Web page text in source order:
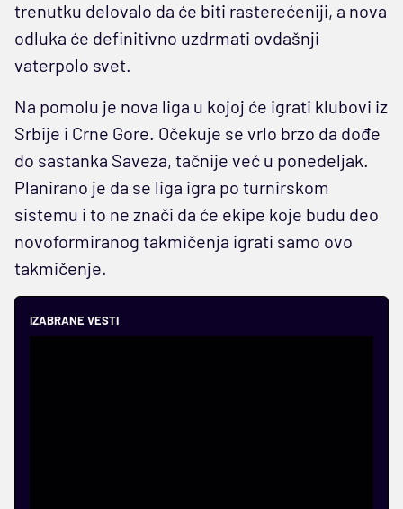
trenutku delovalo da će biti rasterećeniji, a nova
odluka će definitivno uzdrmati ovdašnji
vaterpolo svet.
Na pomolu je nova liga u kojoj će igrati klubovi iz
Srbije i Crne Gore. Očekuje se vrlo brzo da dođe
do sastanka Saveza, tačnije već u ponedeljak.
Planirano je da se liga igra po turnirskom
sistemu i to ne znači da će ekipe koje budu deo
novoformiranog takmičenja igrati samo ovo
takmičenje.
IZABRANE VESTI